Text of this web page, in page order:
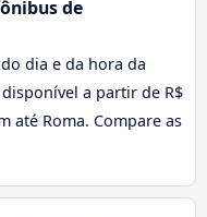
de
dia e da hora da
a partir de R$
até Roma. Compare as